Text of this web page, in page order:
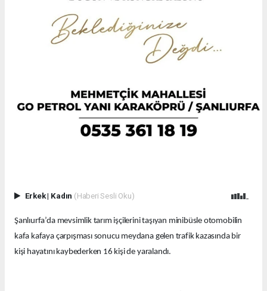
Erkek| Kadın (Haberi Sesli Oku)
Şanlıurfa’da mevsimlik tarım işçilerini taşıyan minibüsle otomobilin
kafa kafaya çarpışması sonucu meydana gelen trafik kazasında bir
kişi hayatını kaybederken 16 kişi de yaralandı.